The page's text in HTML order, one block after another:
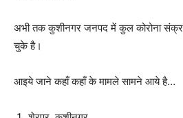
अभी तक कुशीनगर जनपद में कुल कोरोना
चुके है।
आइये जाने कहाँ कहाँ के मामले सामने आये है…